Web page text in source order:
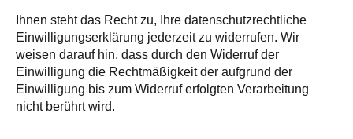
Ihnen steht das Recht zu, Ihre datenschutzrechtliche
Einwilligungserklärung jederzeit zu widerrufen. Wir
weisen darauf hin, dass durch den Widerruf der
Einwilligung die Rechtmäßigkeit der aufgrund der
Einwilligung bis zum Widerruf erfolgten Verarbeitung
nicht berührt wird.